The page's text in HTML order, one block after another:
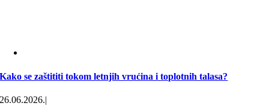
Kako se zaštititi tokom letnjih vrućina i toplotnih talasa?
26.06.2026.|